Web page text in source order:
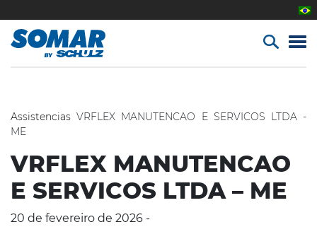
Assistencias VRFLEX MANUTENCAO E SERVICOS LTDA -
ME
VRFLEX MANUTENCAO
E SERVICOS LTDA – ME
20 de fevereiro de 2026 -